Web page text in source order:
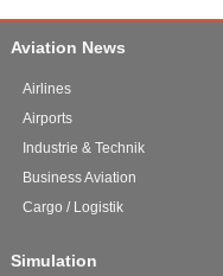
Aviation News
Airlines
Airports
Industrie & Technik
Business Aviation
Cargo / Logistik
Simulation